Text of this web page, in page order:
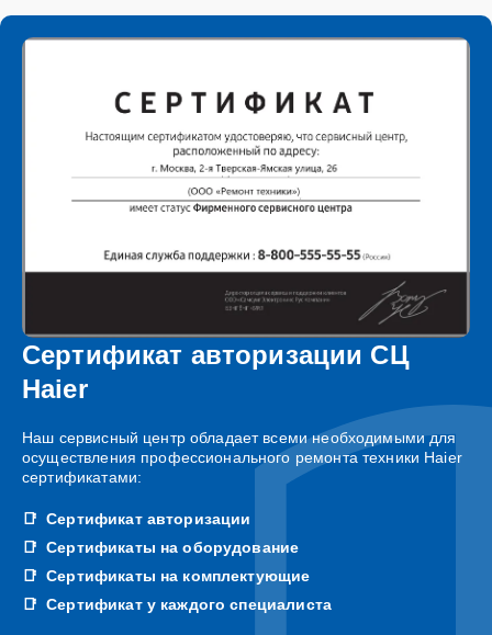
Сертификат авторизации СЦ
Haier
Наш сервисный центр обладает всеми необходимыми для
осуществления профессионального ремонта техники Haier
сертификатами:
Сертификат авторизации
Сертификаты на оборудование
Сертификаты на комплектующие
Сертификат у каждого специалиста